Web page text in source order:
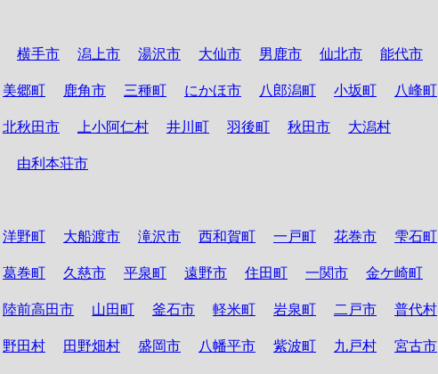
横手市 潟上市 湯沢市 大仙市 男鹿市 仙北市 能代市
美郷町 鹿角市 三種町 にかほ市 八郎潟町 小坂町 八峰町
北秋田市 上小阿仁村 井川町 羽後町 秋田市 大潟村
由利本荘市
洋野町 大船渡市 滝沢市 西和賀町 一戸町 花巻市 雫石町
葛巻町 久慈市 平泉町 遠野市 住田町 一関市 金ケ崎町
陸前高田市 山田町 釜石市 軽米町 岩泉町 二戸市 普代村
野田村 田野畑村 盛岡市 八幡平市 紫波町 九戸村 宮古市